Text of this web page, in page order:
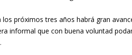
próximos tres años habrá gran
informal que con buena voluntad